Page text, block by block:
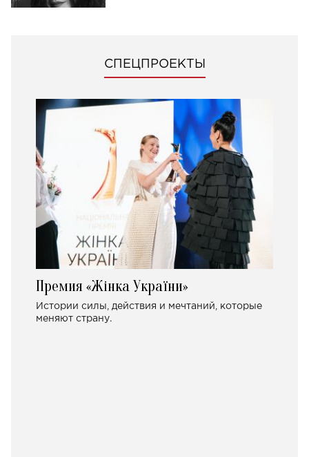
СПЕЦПРОЕКТЫ
Премия «Жінка України»
Истории силы, действия и мечтаний, которые
меняют страну.